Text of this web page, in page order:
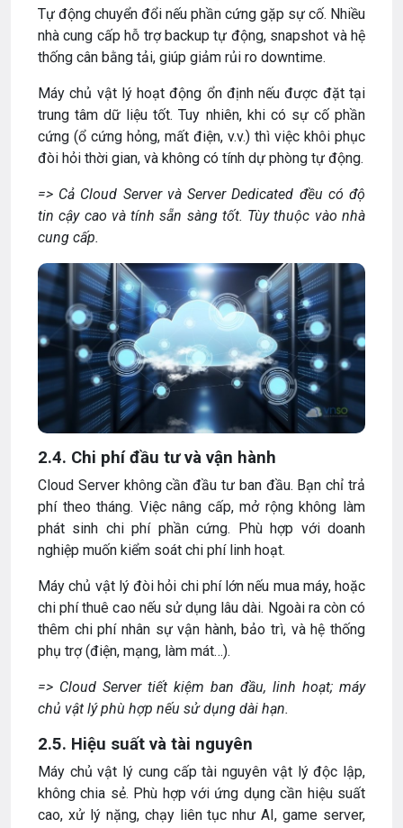
Tự động chuyển đổi nếu phần cứng gặp sự cố. Nhiều
nhà cung cấp hỗ trợ backup tự động, snapshot và hệ
thống cân bằng tải, giúp giảm rủi ro downtime.
Máy chủ vật lý hoạt động ổn định nếu được đặt tại
trung tâm dữ liệu tốt. Tuy nhiên, khi có sự cố phần
cứng (ổ cứng hỏng, mất điện, v.v.) thì việc khôi phục
đòi hỏi thời gian, và không có tính dự phòng tự động.
=> Cả Cloud Server và Server Dedicated đều có độ
tin cậy cao và tính sẵn sàng tốt. Tùy thuộc vào nhà
cung cấp.
2.4. Chi phí đầu tư và vận hành
Cloud Server không cần đầu tư ban đầu. Bạn chỉ trả
phí theo tháng. Việc nâng cấp, mở rộng không làm
phát sinh chi phí phần cứng. Phù hợp với doanh
nghiệp muốn kiểm soát chi phí linh hoạt.
Máy chủ vật lý đòi hỏi chi phí lớn nếu mua máy, hoặc
chi phí thuê cao nếu sử dụng lâu dài. Ngoài ra còn có
thêm chi phí nhân sự vận hành, bảo trì, và hệ thống
phụ trợ (điện, mạng, làm mát…).
=> Cloud Server tiết kiệm ban đầu, linh hoạt; máy
chủ vật lý phù hợp nếu sử dụng dài hạn.
2.5. Hiệu suất và tài nguyên
Máy chủ vật lý cung cấp tài nguyên vật lý độc lập,
không chia sẻ. Phù hợp với ứng dụng cần hiệu suất
cao, xử lý nặng, chạy liên tục như AI, game server,